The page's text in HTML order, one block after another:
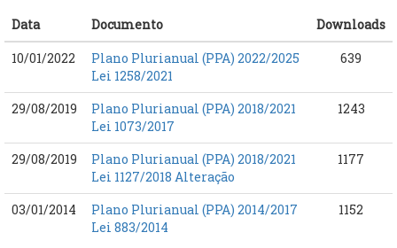
Data Documento
Downloads
10/01/2022
Plano Plurianual (PPA) 2022/2025
Lei 1258/2021
639
29/08/2019
Plano Plurianual (PPA) 2018/2021
Lei 1073/2017
1243
29/08/2019
Plano Plurianual (PPA) 2018/2021
Lei 1127/2018 Alteração
1177
03/01/2014
Plano Plurianual (PPA) 2014/2017
Lei 883/2014
1152